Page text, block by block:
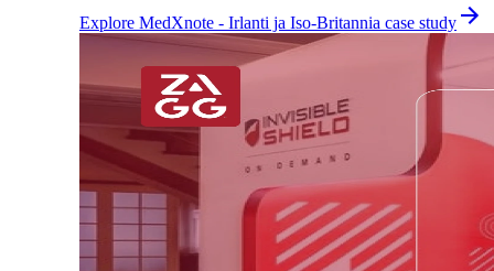
Explore MedXnote - Irlanti ja Iso-Britannia case study